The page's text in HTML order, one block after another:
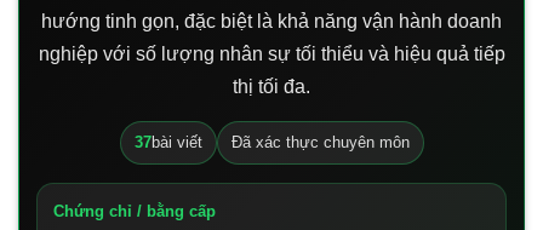
hướng tinh gọn, đặc biệt là khả năng vận hành doanh
nghiệp với số lượng nhân sự tối thiểu và hiệu quả tiếp
thị tối đa.
37bài viết Đã xác thực chuyên môn
Chứng chỉ / bằng cấp